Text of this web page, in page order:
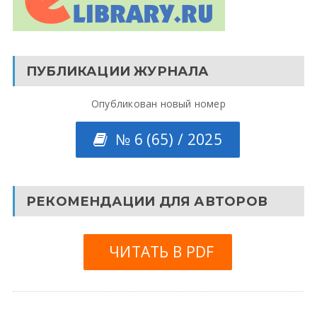
ПУБЛИКАЦИИ ЖУРНАЛА
Опубликован новый номер
№ 6 (65) / 2025
РЕКОМЕНДАЦИИ ДЛЯ АВТОРОВ
ЧИТАТЬ В PDF